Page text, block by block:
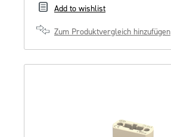
Add to wishlist
Zum Produktvergleich hinzufügen